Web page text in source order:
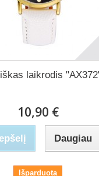
laikrodis
10,90 €
Daugiau
Išparduota